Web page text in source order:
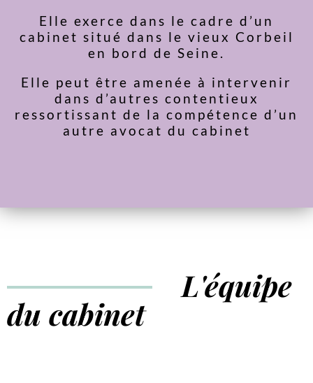
Elle exerce dans le cadre d’un
cabinet situé dans le vieux Corbeil
en bord de Seine.
Elle peut être amenée à intervenir
dans d’autres contentieux
ressortissant de la compétence d’un
autre avocat du cabinet
L'équipe
du cabinet